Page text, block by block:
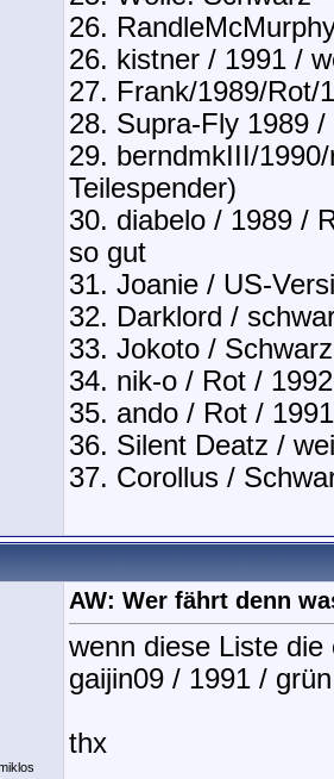
26.
26. kistner / 1991 /
27. Frank/1989/Rot/
28. Supra-Fly 1989 /
29. berndmkIII/
Teilespender)
30. diabelo / 1989 /
so gut
31. Joanie / US-
32. Darklord /
33. Jokoto /
34. nik-o / Rot /
35. ando / Rot /
36. Silent Deatz /
37. Corollus /
AW: Wer fährt denn
wenn diese Liste
gaijin09 / 1991 /
thx